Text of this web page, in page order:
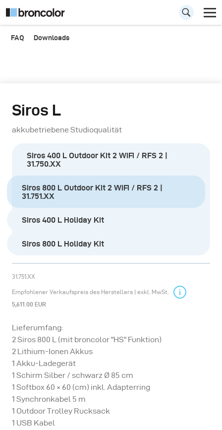
FAQ Downloads
Siros L
akkubetriebene Studioqualität
Siros 400 L Outdoor Kit 2 WiFi / RFS 2 |
31.750.XX
Siros 800 L Outdoor Kit 2 WiFi / RFS 2 |
31.751.XX
Siros 400 L Holiday Kit
Siros 800 L Holiday Kit
31.751.XX
Empfohlener Verkaufspreis des Herstellers | exkl. MwSt.
5,611.00 EUR
Lieferumfang:
2 Siros 800 L (mit broncolor "HS" Funktion)
2 Lithium-Ionen Akkus
1 Akku-Ladegerät
1 Schirm Silber / schwarz Ø 85 cm
1 Softbox 60 × 60 (cm) inkl. Adapterring
1 Synchronkabel 5 m
1 Outdoor Trolley Rucksack
1 USB Kabel